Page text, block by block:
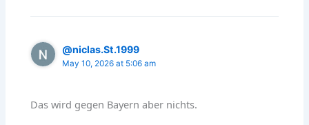
@niclas.St.1999
May 10, 2026 at 5:06 am
Das wird gegen Bayern aber nichts.